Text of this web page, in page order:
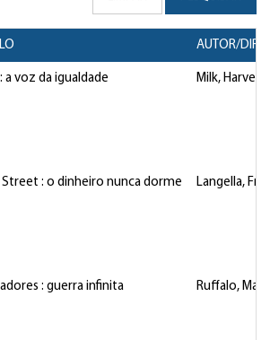
AUTOR/
a voz da igualdade Milk, Harvey
Street : o dinheiro nunca dorme Langella,
: guerra infinita Ruffalo, Mark